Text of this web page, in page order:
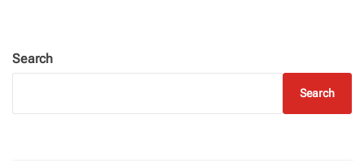
Search
Search